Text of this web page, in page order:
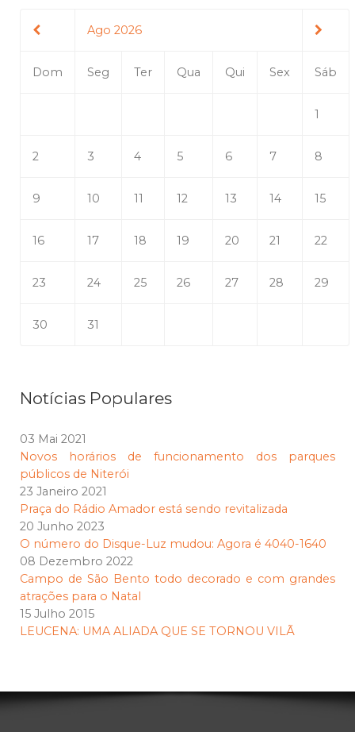
Ago 2026
Dom Seg Ter Qua Qui Sex Sáb
1
2 3 4 5 6 7 8
9 10 11 12 13 14 15
16 17 18 19 20 21 22
23 24 25 26 27 28 29
30 31
Notícias Populares
03 Mai 2021
Novos horários de funcionamento dos parques
públicos de Niterói
23 Janeiro 2021
Praça do Rádio Amador está sendo revitalizada
20 Junho 2023
O número do Disque-Luz mudou: Agora é 4040-1640
08 Dezembro 2022
Campo de São Bento todo decorado e com grandes
atrações para o Natal
15 Julho 2015
LEUCENA: UMA ALIADA QUE SE TORNOU VILÃ